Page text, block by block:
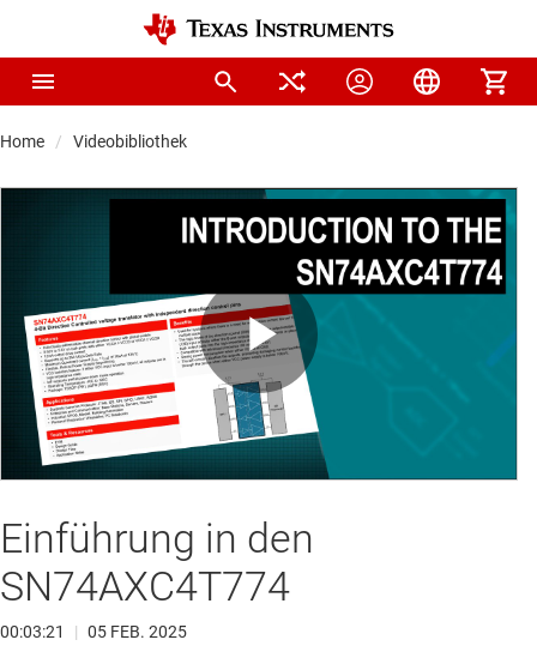
Home Videobibliothek
Play
Video
Einführung in den
SN74AXC4T774
00:03:21 | 05 FEB. 2025